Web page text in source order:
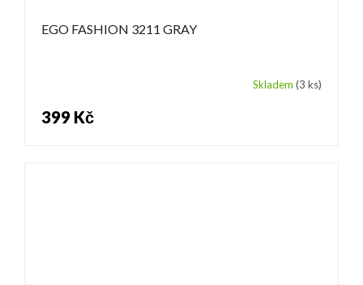
EGO FASHION 3211 GRAY
Skladem (3 ks)
399 Kč